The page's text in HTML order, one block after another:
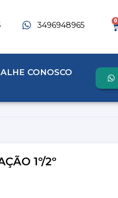
3496948965 0
CONOSCO
1º/2º